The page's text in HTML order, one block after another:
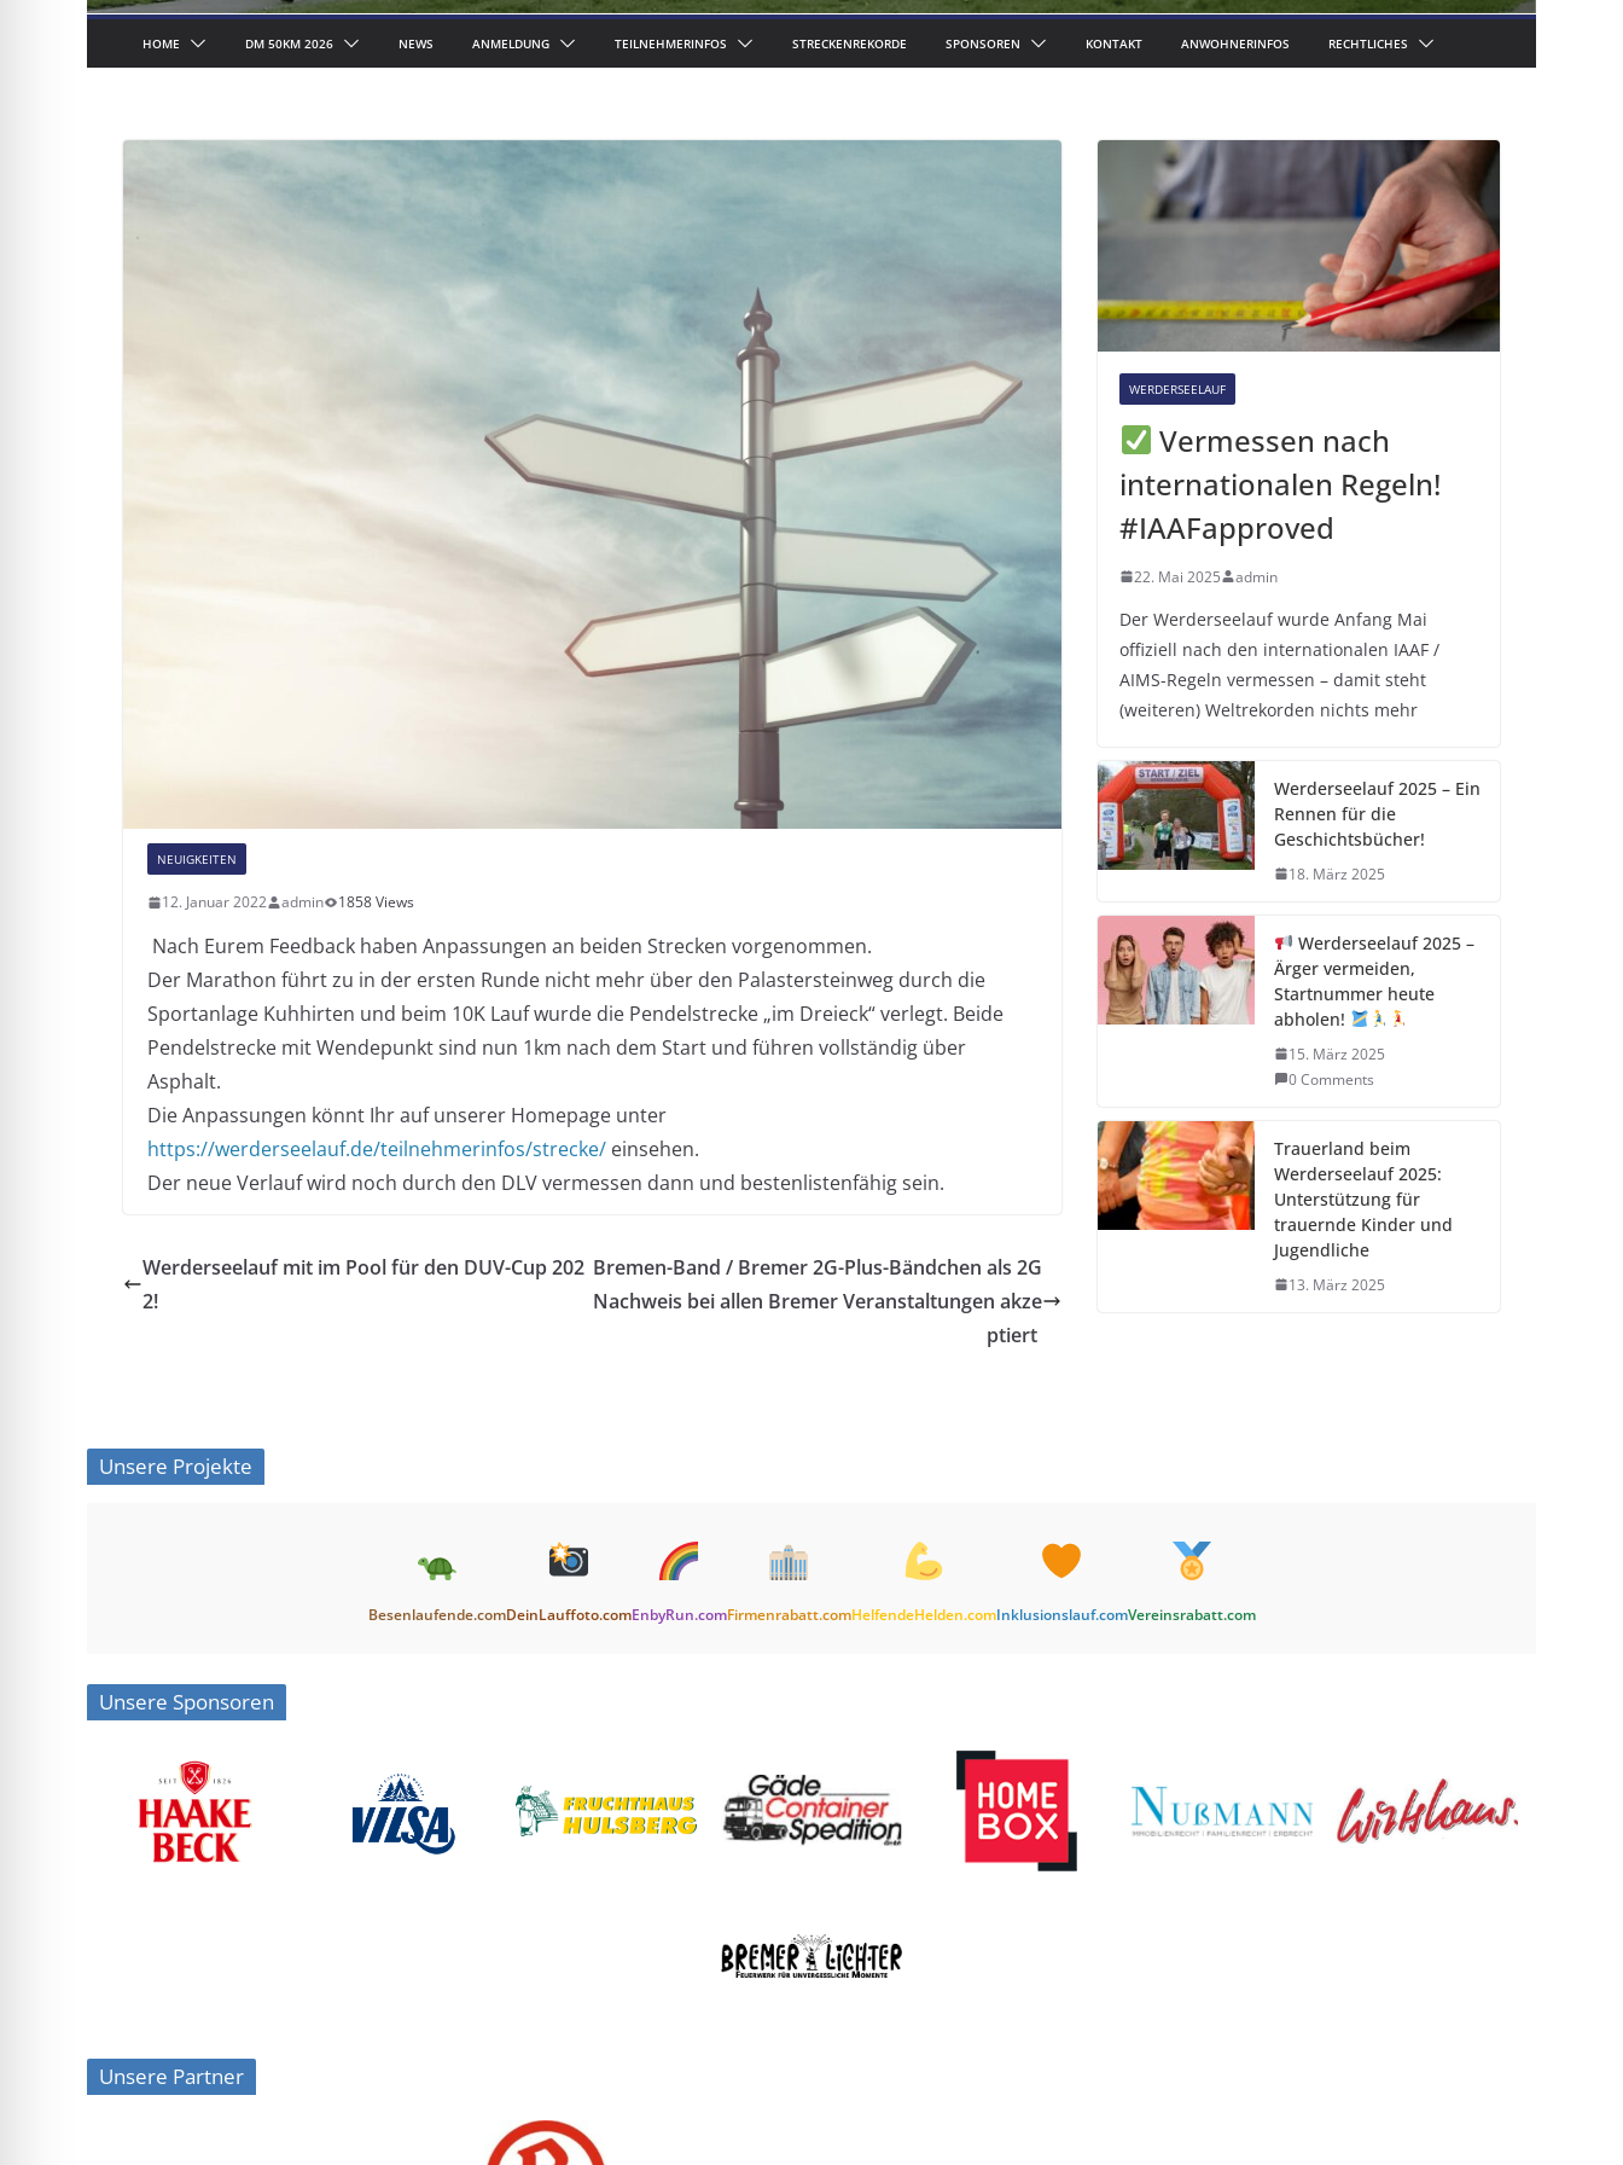
HOME DM 50KM 2026 NEWS ANMELDUNG TEILNEHMERINFOS STRECKENREKORDE SPONSOREN KONTAKT ANWOHNERINFOS RECHTLICHES
NEUIGKEITEN
12. Januar 2022 admin 1858 Views
Nach Eurem Feedback haben Anpassungen an beiden Strecken vorgenommen.
Der Marathon führt zu in der ersten Runde nicht mehr über den Palastersteinweg durch die
Sportanlage Kuhhirten und beim 10K Lauf wurde die Pendelstrecke „im Dreieck“ verlegt. Beide
Pendelstrecke mit Wendepunkt sind nun 1km nach dem Start und führen vollständig über
Asphalt.
Die Anpassungen könnt Ihr auf unserer Homepage unter
https://werderseelauf.de/teilnehmerinfos/strecke/ einsehen.
Der neue Verlauf wird noch durch den DLV vermessen dann und bestenlistenfähig sein.
Werderseelauf mit im Pool für den DUV-Cup 202
2!
Bremen-Band / Bremer 2G-Plus-Bändchen als 2G
Nachweis bei allen Bremer Veranstaltungen akze
ptiert
WERDERSEELAUF
Vermessen nach
internationalen Regeln!
#IAAFapproved
22. Mai 2025 admin
Der Werderseelauf wurde Anfang Mai
offiziell nach den internationalen IAAF /
AIMS-Regeln vermessen – damit steht
(weiteren) Weltrekorden nichts mehr
Werderseelauf 2025 – Ein
Rennen für die
Geschichtsbücher!
18. März 2025
Werderseelauf 2025 –
Ärger vermeiden,
Startnummer heute
abholen!
15. März 2025
0 Comments
Trauerland beim
Werderseelauf 2025:
Unterstützung für
trauernde Kinder und
Jugendliche
13. März 2025
Unsere Projekte
Besenlaufende.comDeinLauffoto.comEnbyRun.comFirmenrabatt.comHelfendeHelden.comInklusionslauf.comVereinsrabatt.com
Unsere Sponsoren
Unsere Partner